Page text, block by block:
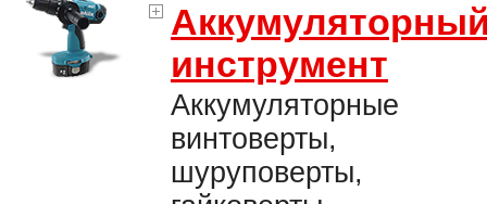
инструмент
Аккумуляторные
винтоверты,
шуруповерты,